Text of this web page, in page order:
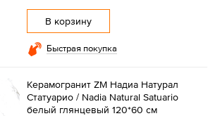
В корзину
Быстрая покупка
Керамогранит ZM Надиа Натурал
Статуарио / Nadia Natural Satuario
белый глянцевый 120*60 см